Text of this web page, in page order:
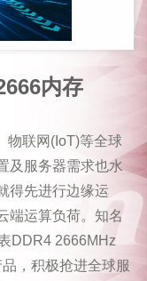
内存
物联网(IoT)等全球
及服务器需求也水
得先进行边缘运
端运算负荷。知名
DDR4 2666MHz
，积极抢进全球服